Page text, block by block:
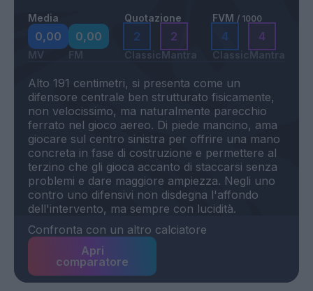
Media
0,00
MV
0,00
FM
Quotazione
2
Classic
2
Mantra
FVM / 1000
4
Classic
4
Mantra
Alto 191 centimetri, si presenta come un
difensore centrale ben strutturato fisicamente,
non velocissimo, ma naturalmente parecchio
ferrato nel gioco aereo. Di piede mancino, ama
giocare sul centro sinistra per offrire una mano
concreta in fase di costruzione e permettere al
terzino che gli gioca accanto di staccarsi senza
problemi e dare maggiore ampiezza. Negli uno
contro uno difensivi non disdegna l'affondo
Confronta con un altro calciatore
Apri
comparatore